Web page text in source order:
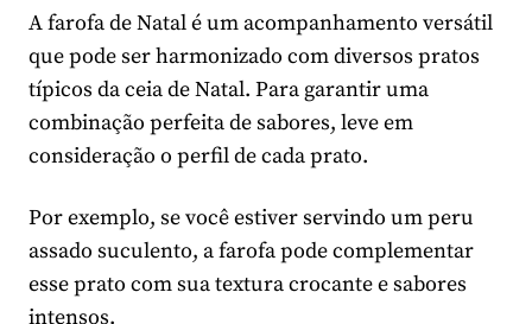
A farofa de Natal é um acompanhamento versátil
que pode ser harmonizado com diversos pratos
típicos da ceia de Natal. Para garantir uma
combinação perfeita de sabores, leve em
consideração o perfil de cada prato.
Por exemplo, se você estiver servindo um peru
assado suculento, a farofa pode complementar
esse prato com sua textura crocante e sabores
intensos.